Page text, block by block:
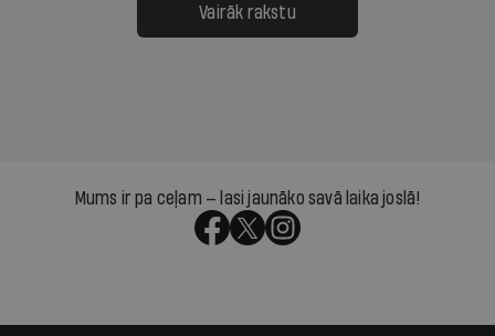
Vairāk rakstu
Mums ir pa ceļam — lasi jaunāko savā laika joslā!